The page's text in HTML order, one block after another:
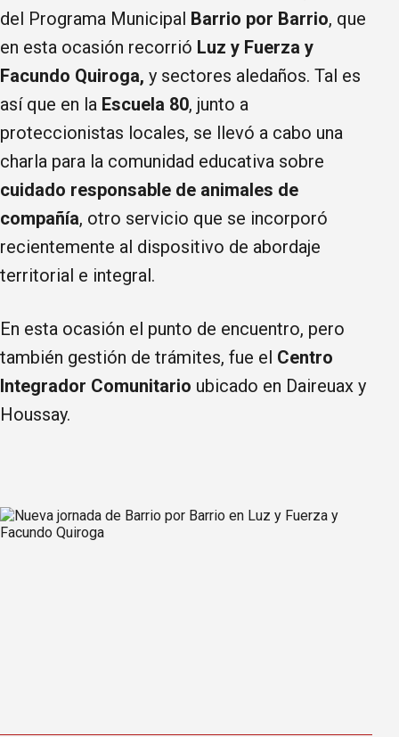
del Programa Municipal Barrio por Barrio, que
en esta ocasión recorrió Luz y Fuerza y
Facundo Quiroga, y sectores aledaños. Tal es
así que en la Escuela 80, junto a
proteccionistas locales, se llevó a cabo una
charla para la comunidad educativa sobre
cuidado responsable de animales de
compañía, otro servicio que se incorporó
recientemente al dispositivo de abordaje
territorial e integral.
En esta ocasión el punto de encuentro, pero
también gestión de trámites, fue el Centro
Integrador Comunitario ubicado en Daireuax y
Houssay.